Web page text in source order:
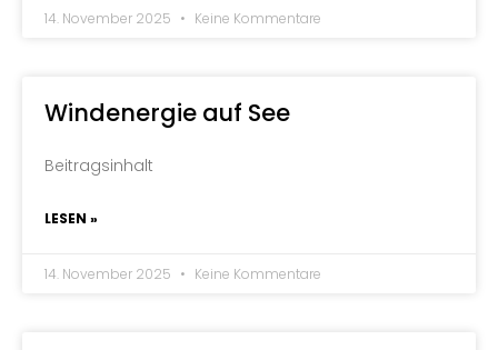
14. November 2025 Keine Kommentare
Windenergie auf See
Beitragsinhalt
LESEN »
14. November 2025 Keine Kommentare